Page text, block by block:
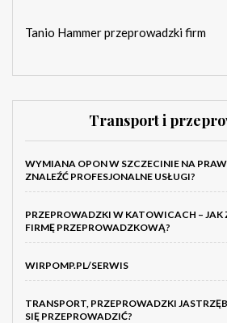
Tanio Hammer przeprowadzki firm
Transport i
WYMIANA OPON W SZCZECINIE NA
ZNALEŹĆ PROFESJONALNE USŁUGI?
PRZEPROWADZKI W KATOWICACH – JAK
FIRMĘ PRZEPROWADZKOWĄ?
WIRPOMP.PL/SERWIS
TRANSPORT, PRZEPROWADZKI
SIĘ PRZEPROWADZIĆ?